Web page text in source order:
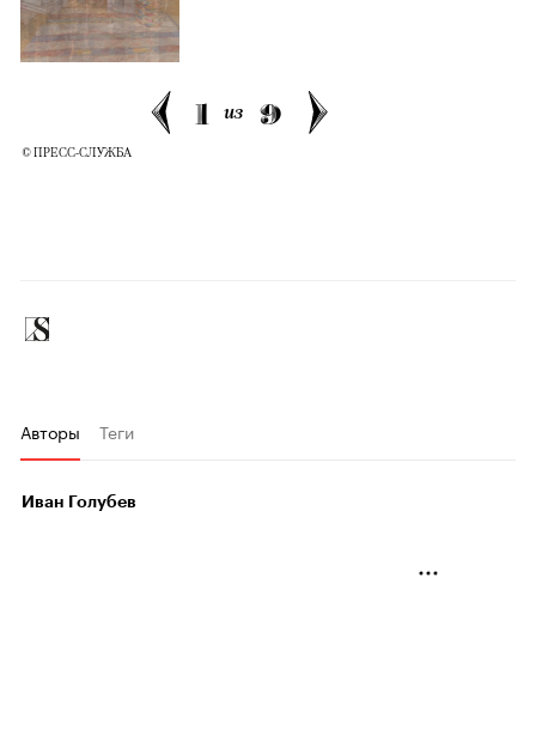
1 из 9
© ПРЕСС-СЛУЖБА
Авторы Теги
Иван Голубев